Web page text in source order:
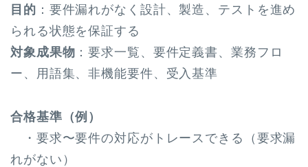
目的 ：要件漏れがなく設計、製造、テストを進め
られる状態を保証する
対象成果物 ：要求一覧、要件定義書、業務フロ
ー、用語集、非機能要件、受入基準
合格基準（例）
・要求〜要件の対応がトレースできる（要求漏
れがない）